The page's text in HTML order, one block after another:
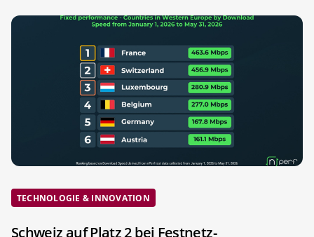
TECHNOLOGIE & INNOVATION
Schweiz auf Platz 2 bei Festnetz-